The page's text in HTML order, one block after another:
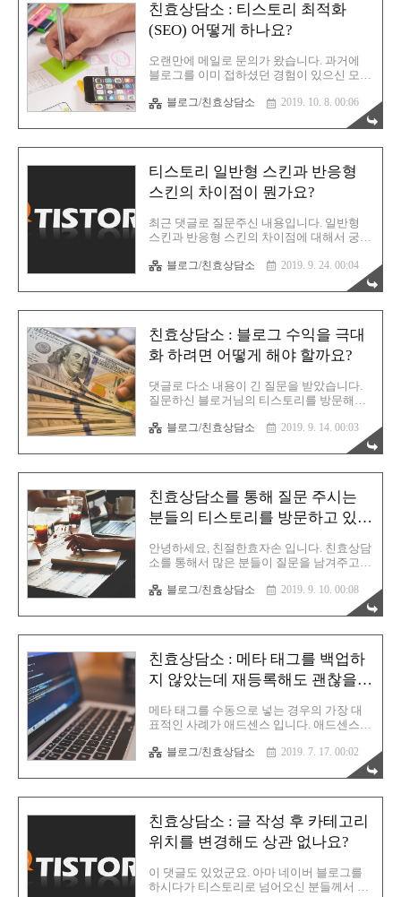
스토리를 운영하기 시작했고 애드센스도 승
인 받아 수익을 내고 있습니다. 8월까지 잘
운영했었고 반응형 광고 CPC도 0.4 정도 나
오고 있었습니다. 개인적인 사정으로 블로그
의 광고를 전부 내려야만 했고, 3개월동안 광
고 없이 블로그 방문자수 늘리는데만 집중을
했습니다. 이번 11월부터 광고를 다시 올리
기 시작했고 방문자가 늘어난 만큼 수익도
증가할거라고 생각했는데 그게 아니..
친효상담소 : 티스토리 최적화
(SEO) 어떻게 하나요?
오랜만에 메일로 문의가 왔습니다. 과거에
블로그를 이미 접하셨던 경험이 있으신 모양
운영하기로 마음먹고 책도 구매하셨군요.
(감사합니다) 하지만 시간은 훌쩍 흘렀고 요
즘은 어떤 식으로 관리를 하면 좋을지 감이
없으셔서 문의를 주셨습니다. 질문 내용은
그와 책을 보면서 티스토리를 다시 시작하려
고 합니다. 블로그에 대해서 아무것도 모르
고 막연하게 시작했던것이 2년 전 입니다. 최
근에 다시 한 달 정도 글을 꾸준히 작성도 하
고 전에 썼던 글 수정도 하고 있는데 블로그
최적화가 아직 안 되서 그런걸까요? 티스토
리 최적화가 될 때까지 시간을 두고 꾸준히
글을 써야 하는지 아니면 과거 아무것도 모
르고 글을 썼던 시기 저품질에 걸렸던건..
블로그/친효상담소 2019. 10. 8. 00:06
티스토리 일반형 스킨과 반응형
스킨의 차이점이 뭔가요?
최근 댓글로 질문주신 내용입니다. 일반형
스킨과 반응형 스킨의 차이점에 대해서 궁금
다. 일반 VS 반응형 스킨의 차이점을 알아보
겠습니다. 일반형 스킨티스토리에서 거의 사
라져가는 스킨 입니다. 일반형 스킨은 사이
즈가 변하지 않고 고정된 형태를 말합니다.
세상입니다. 스마트폰도 종류가 여러가지고
그에 따른 화면 크기도 각양각색 입니다. 화
면 크기에 따라 출력되는 해상도도 다릅니
다. 이 해상도가 천차만별이다보니 크기가
고정된 일반 스킨은 어떤 장치에서는 제대로
나오기도 하지만, 어떤 장치에서는 일부가
잘리거나 아예 노출되지 않는 경우도 발생합
니다. 티스토리에서 일반형 스킨은 보통 모
바일 전용 페이지와 PC (데스크탑) 전용 페이
블로그/친효상담소 2019. 9. 24. 00:04
친효상담소 : 블로그 수익을 극대
화 하려면 어떻게 해야 할까요?
댓글로 다소 내용이 긴 질문을 받았습니다.
질문하신 블로거님의 티스토리를 방문해보
아는 선에서 성심성의껏 답변을 드려보도록
하겠습니다. 먼저 질문의 내용은 다음과 같
습니다. Q. 안녕하세요, 저는 티스토리를 시
작한지 얼마 되지 않았습니다. 티스토리를
리자면 수익 입니다. 현재 잘 아는 분야가 이
것 관련 분야라서 해당 카테고리에 대한 글
들을 꾸준히 작성하고 있습니다. 현재 누적
방문자수가 만명이 넘어가고 있는데 신기하
게도 네이버에서는 일절 방문이 없습니다.
네이버 검색의 경우는 글 패턴이 비슷하면
노출에서 제외된다는 이야기가 있던데 혹시
이 부분 때문일까요? 왜 그런건지 모르겠습
니다. 그리고 애드센스 광고를 보면 제 카테
블로그/친효상담소 2019. 9. 14. 00:03
친효상담소를 통해 질문 주시는
분들의 티스토리를 방문하고 있습
안녕하세요, 친절한효자손 입니다. 친효상담
소를 통해서 많은 분들이 질문을 남겨주고
요. 감사합니다. 다만 한가지 공지할것이 있
어서 이렇게 다시 글을 작성하게 되었습니
다. 저는 건강한 블로그와 건강한 콘텐츠를
양성하기 위해서 많은 노하우들을 여러분들
메일로 문의 주시는 분들의 티스토리를 하나
하나 다 방문해보고 있습니다. 어떤 콘텐츠
를 가지고 계신 분들의 블로그인지 궁금해서
요. 그런데 몇 분들은 어그로성 블로그를 운
영하고 계시는것을 보고 참으로 마음이 안
좋았습니다. 그런 분들이 꼭 애드센스 관련
해서 질문만 하죠. 이유는 단 하나겠죠? 돈 벌
려는 목적일 것 입니다. 해서! 이렇게 공지합
니다. 1. 이메일로 문의 주실 때, 반드시 ..
블로그/친효상담소 2019. 9. 10. 00:08
친효상담소 : 메타 태그를 백업하
지 않았는데 재등록해도 괜찮을까
메타 태그를 수동으로 넣는 경우의 가장 대
표적인 사례가 애드센스 입니다. 애드센스
겠습니다. 스크립트긴 하지만, 티스토리 스
킨의 head 태그 안쪽에 삽입하는 경우 입니
다. 이밖에도 네이버 웹마스터도구 그리고
구글 콘솔을 사용할때 메타태그를 써서 자신
스토리를 쓰다가 스킨을 변경하고자 할 때,
많은 분들이 바로 이런 수동으로 넣은 태그
들을 깜박하고 그대로 진행해서 초기화 되는
실수를 범하곤 합니다. 그러니 스킨 변경전
에, 자신이 수동으로 넣은 태그들을 반드시
블로그/친효상담소 2019. 7. 17. 00:02
친효상담소 : 글 작성 후 카테고리
위치를 변경해도 상관 없나요?
이 댓글도 있었군요. 아마 네이버 블로그를
하시다가 티스토리로 넘어오신 분들께서 이